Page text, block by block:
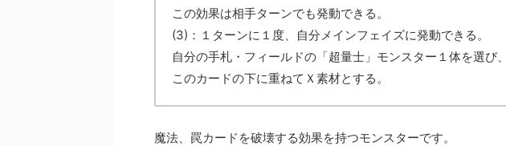
この効果は相手ターンでも発動できる。
(3)：１ターンに１度、自分メインフェイズに発動できる。
自分の手札・フィールドの「超量士」モンスター１体を選び、
このカードの下に重ねてＸ素材とする。
魔法、罠カードを破壊する効果を持つモンスターです。